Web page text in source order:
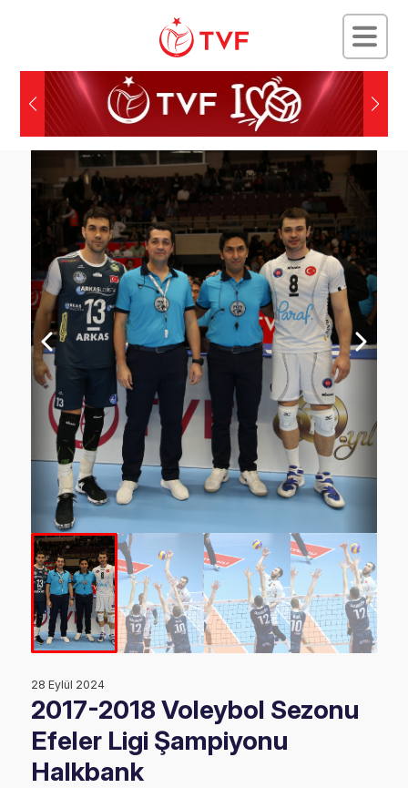
28 Eylül 2024
2017-2018 Voleybol Sezonu
Efeler Ligi Şampiyonu
Halkbank